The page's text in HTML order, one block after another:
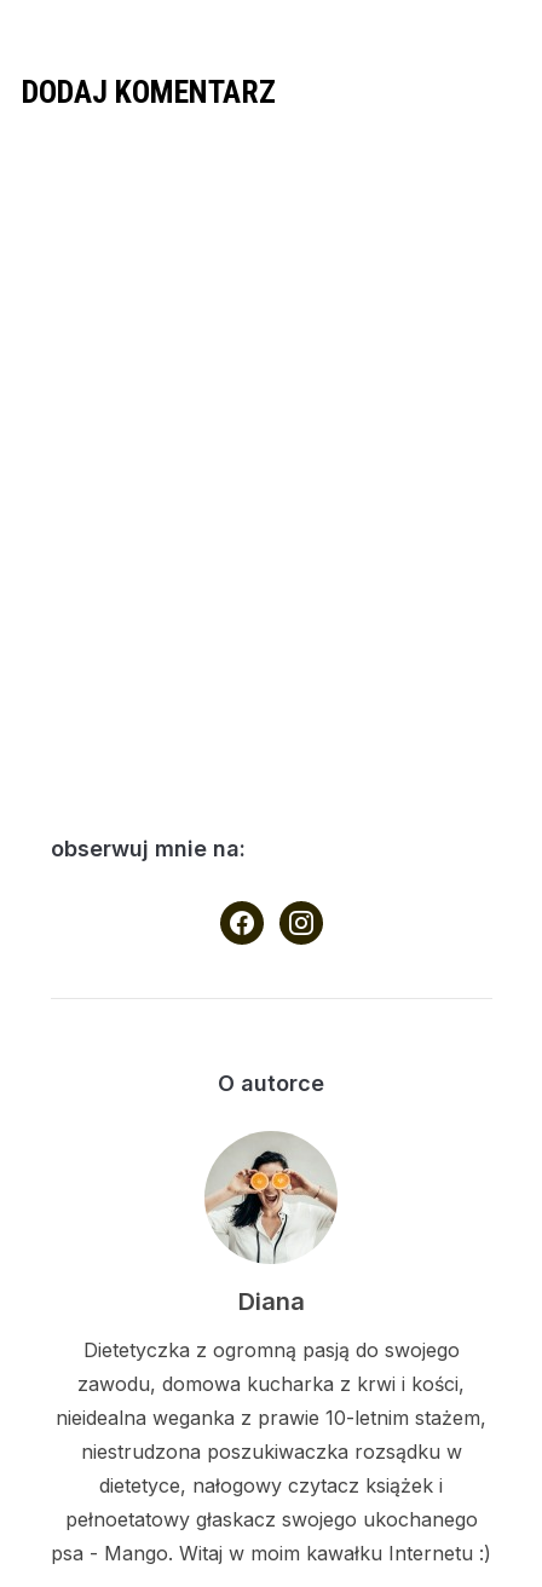
DODAJ KOMENTARZ
obserwuj mnie na:
facebookinstagram
O autorce
Diana
Dietetyczka z ogromną pasją do swojego
zawodu, domowa kucharka z krwi i kości,
nieidealna weganka z prawie 10-letnim stażem,
niestrudzona poszukiwaczka rozsądku w
dietetyce, nałogowy czytacz książek i
pełnoetatowy głaskacz swojego ukochanego
psa - Mango. Witaj w moim kawałku Internetu :)